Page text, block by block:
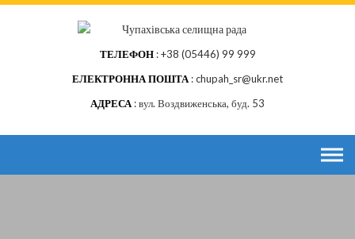
Skip
ТЕЛЕФОН +38 (05446) 99 999
ЕЛЕКТРОННА ПОШТА chupah_sr@ukr.net
АДРЕСА вул. Воздвиженська, буд. 53